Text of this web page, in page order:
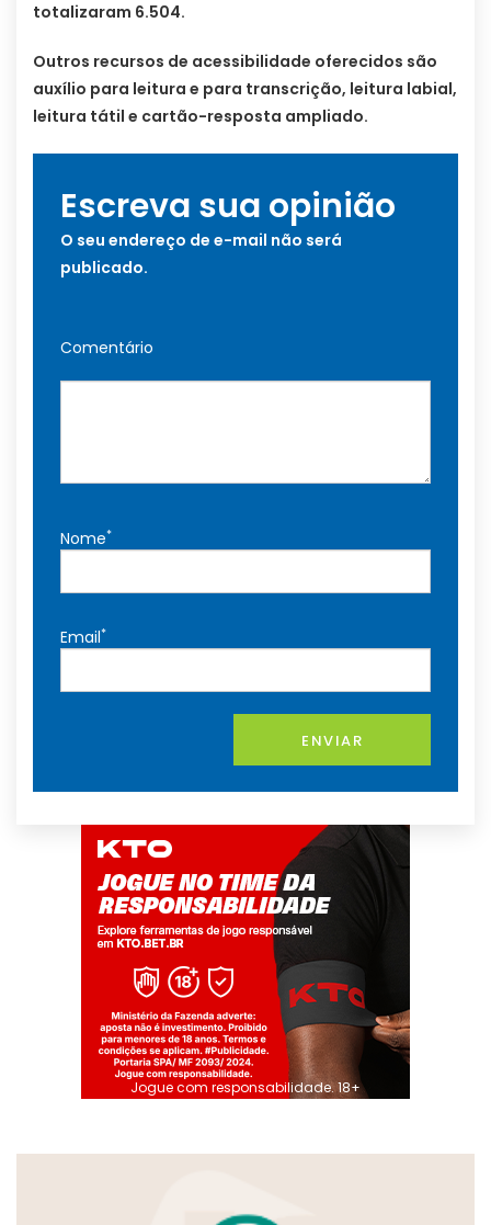
totalizaram 6.504.
Outros recursos de acessibilidade oferecidos são
auxílio para leitura e para transcrição, leitura labial,
leitura tátil e cartão-resposta ampliado.
Escreva sua opinião
O seu endereço de e-mail não será
publicado.
Comentário
Nome*
Email*
ENVIAR
Jogue com responsabilidade. 18+